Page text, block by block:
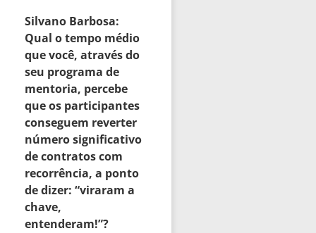
Silvano Barbosa:
Qual o tempo médio
que você, através do
seu programa de
mentoria, percebe
que os participantes
conseguem reverter
número significativo
de contratos com
recorrência, a ponto
de dizer: “viraram a
chave,
entenderam!”?